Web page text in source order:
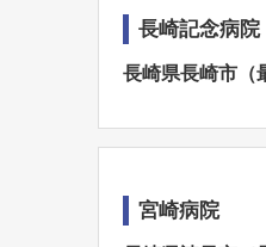
長崎記念病院
長崎県長崎市（
宮崎病院